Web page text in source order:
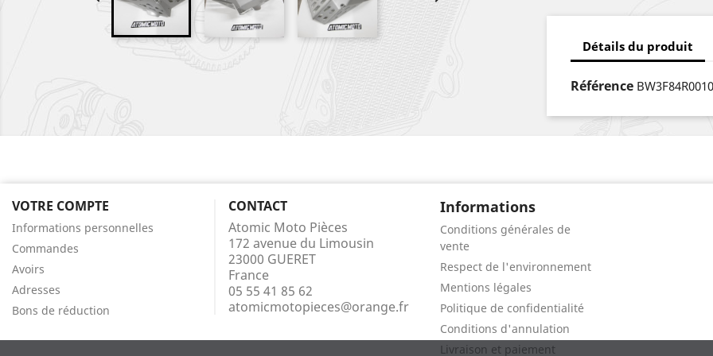
Détails du produit
Référence
VOTRE COMPTE
Informations personnelles
Commandes
Avoirs
Adresses
Bons de réduction
CONTACT
Atomic Moto Pièces
172 avenue du Limousin
23000 GUERET
France
05 55 41 85 62
atomicmotopieces@orange.fr
Informations
Conditions générales de
vente
Respect de l'environnement
Mentions légales
Politique de confidentialité
Conditions d'annulation
Livraison et paiement